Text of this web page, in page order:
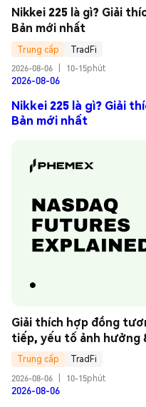
Nikkei 225 là gì? Giải
Bản mới nhất
Trung cấp
TradFi
2026-08-06
10-15phút
2026-08-06
Nikkei 225 là gì? Giải
Bản mới nhất
Giải thích hợp đồng
tiếp, yếu tố ảnh hưởng
Trung cấp
TradFi
2026-08-06
10-15phút
2026-08-06